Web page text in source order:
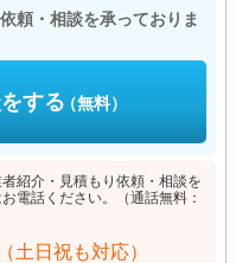
頼・相談を承っておりま
する（無料）
紹介・見積もり依頼・相談を
電話ください。（通話無料：
土日祝も対応）